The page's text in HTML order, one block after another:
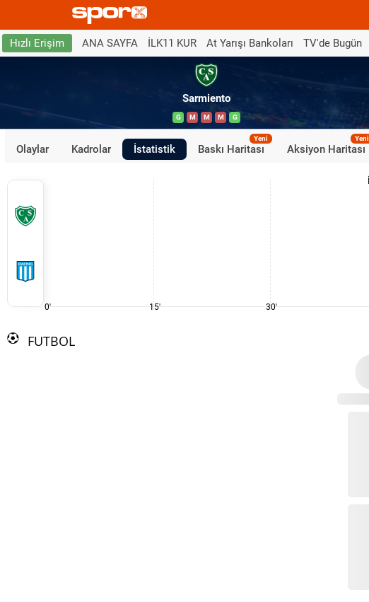
Hızlı Erişim ANA SAYFA İLK11 KUR At Yarışı Bankoları TV'de Bugün
Sarmiento
G M M M G
Olaylar Kadrolar İstatistik Baskı Haritası
Yeni
Aksiyon Haritası
Yeni
0' 15' 30'
FUTBOL